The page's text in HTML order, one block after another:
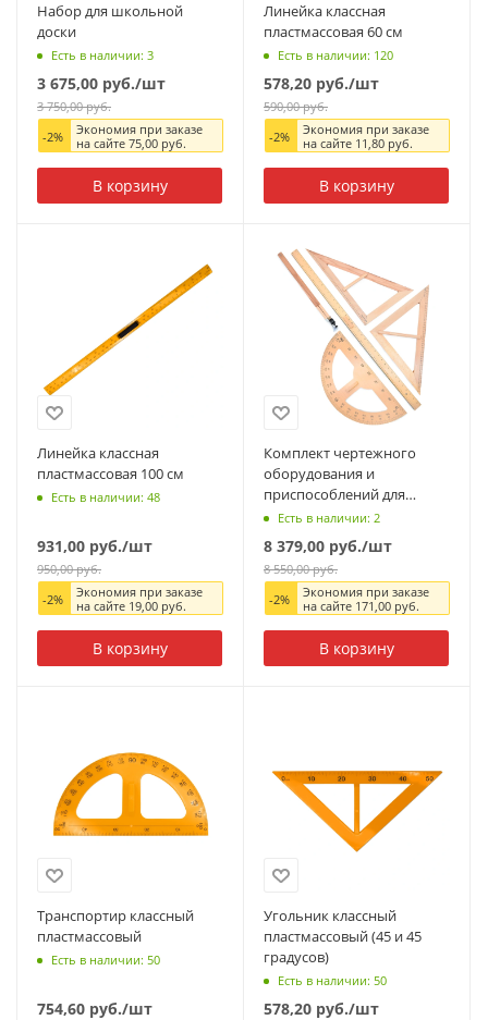
Набор для школьной
доски
Есть в наличии: 3
3 675,00 руб./шт
3 750,00руб.
-2%
Экономия при заказе
на сайте 75,00руб.
В корзину
Линейка классная
пластмассовая 60 см
Есть в наличии: 120
578,20 руб./шт
590,00руб.
-2%
Экономия при заказе
на сайте 11,80руб.
В корзину
Линейка классная
пластмассовая 100 см
Есть в наличии: 48
931,00 руб./шт
950,00руб.
-2%
Экономия при заказе
на сайте 19,00руб.
В корзину
Комплект чертежного
оборудования и
приспособлений для
школьной доски (5
предметов, дерево)
Есть в наличии: 2
8 379,00 руб./шт
8 550,00руб.
-2%
Экономия при заказе
на сайте 171,00руб.
В корзину
Транспортир классный
пластмассовый
Есть в наличии: 50
754,60 руб./шт
Угольник классный
пластмассовый (45 и 45
градусов)
Есть в наличии: 50
578,20 руб./шт